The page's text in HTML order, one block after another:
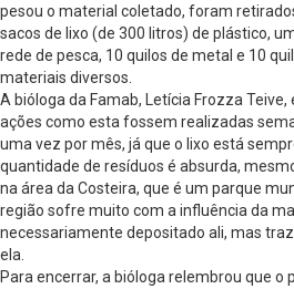
pesou o material coletado, foram
sacos de lixo (de 300 litros) de plástico,
rede de pesca, 10 quilos de metal e 10
materiais diversos.
A bióloga da Famab, Letícia Frozza Teive,
ações como esta fossem realizadas
uma vez por mês, já que o lixo está
quantidade de resíduos é absurda,
na área da Costeira, que é um parque
região sofre muito com a influência da
necessariamente depositado ali, mas
ela.
Para encerrar, a bióloga relembrou que o